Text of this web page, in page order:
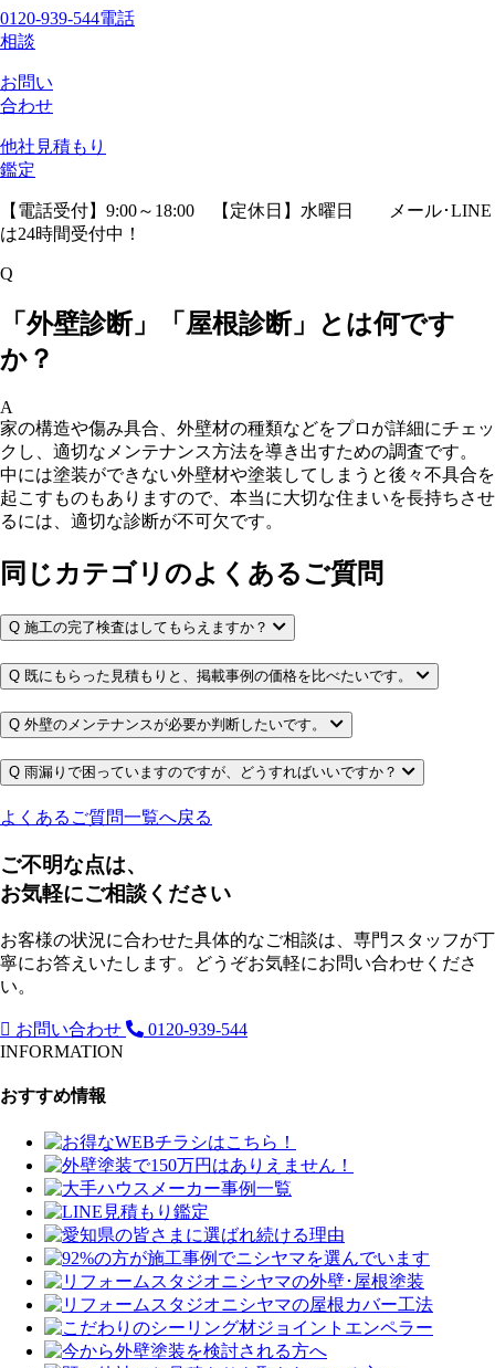
0120-939-544電話
相談
お問い
合わせ
他社見積もり
鑑定
【電話受付】9:00～18:00 【定休日】水曜日
メール･LINE
は24時間受付中！
Q
「外壁診断」「屋根診断」とは何です
か？
A
家の構造や傷み具合、外壁材の種類などをプロが詳細にチェッ
クし、適切なメンテナンス方法を導き出すための調査です。
中には塗装ができない外壁材や塗装してしまうと後々不具合を
起こすものもありますので、本当に大切な住まいを長持ちさせ
るには、適切な診断が不可欠です。
同じカテゴリのよくあるご質問
Q 施工の完了検査はしてもらえますか？
Q 既にもらった見積もりと、掲載事例の価格を比べたいです。
Q 外壁のメンテナンスが必要か判断したいです。
Q 雨漏りで困っていますのですが、どうすればいいですか？
よくあるご質問一覧へ戻る
ご不明な点は、
お気軽にご相談ください
お客様の状況に合わせた具体的なご相談は、専門スタッフが丁
寧にお答えいたします。どうぞお気軽にお問い合わせくださ
い。
お問い合わせ
0120-939-544
INFORMATION
おすすめ情報